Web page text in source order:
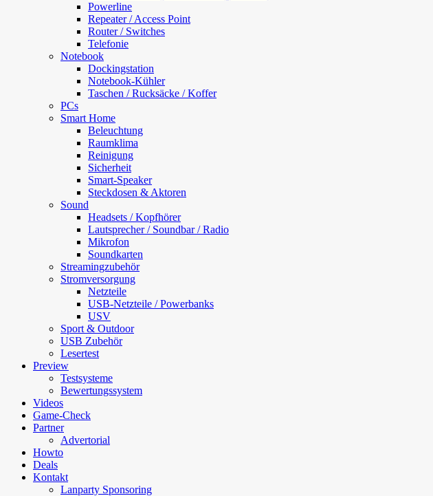
Powerline
Repeater / Access Point
Router / Switches
Telefonie
Notebook
Dockingstation
Notebook-Kühler
Taschen / Rucksäcke / Koffer
PCs
Smart Home
Beleuchtung
Raumklima
Reinigung
Sicherheit
Smart-Speaker
Steckdosen & Aktoren
Sound
Headsets / Kopfhörer
Lautsprecher / Soundbar / Radio
Mikrofon
Soundkarten
Streamingzubehör
Stromversorgung
Netzteile
USB-Netzteile / Powerbanks
USV
Sport & Outdoor
USB Zubehör
Lesertest
Preview
Testsysteme
Bewertungssystem
Videos
Game-Check
Partner
Advertorial
Howto
Deals
Kontakt
Lanparty Sponsoring